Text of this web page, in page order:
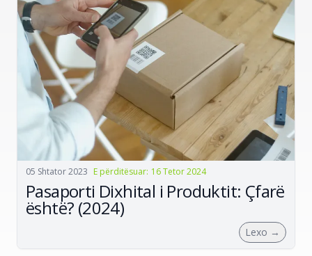
05 Shtator 2023 E përditësuar: 16 Tetor 2024
Pasaporti Dixhital i Produktit: Çfarë
është? (2024)
Lexo →